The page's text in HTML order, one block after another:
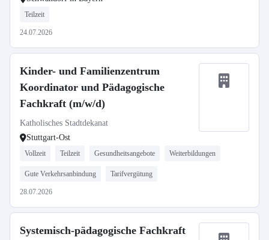
Teilzeit
24.07.2026
Kinder- und Familienzentrum
Koordinator und Pädagogische
Fachkraft (m/w/d)
Katholisches Stadtdekanat
Stuttgart-Ost
Vollzeit Teilzeit Gesundheitsangebote Weiterbildungen
Gute Verkehrsanbindung Tarifvergütung
28.07.2026
Systemisch-pädagogische Fachkraft